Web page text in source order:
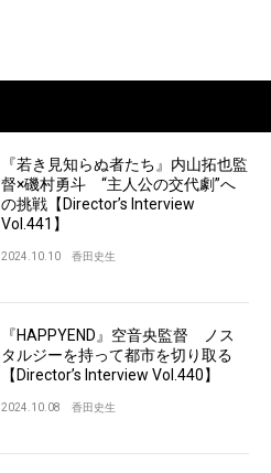
『若き見知らぬ者たち』内山拓也監
督×磯村勇斗 “主人公の交代劇”へ
の挑戦【Director’s Interview
Vol.441】
2024.10.10 香田史生
『HAPPYEND』空音央監督 ノス
タルジーを持って都市を切り取る
【Director’s Interview Vol.440】
2024.10.08 香田史生